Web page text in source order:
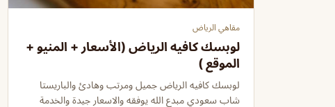
مقاهي الرياض
لوبسك كافيه الرياض (الأسعار + المنيو +
الموقع )
لوبسك كافيه الرياض جميل ومرتب وهادئ والباريستا
شاب سعودي مبدع الله يوفقه والاسعار جيدة والخدمة